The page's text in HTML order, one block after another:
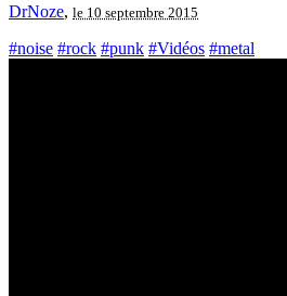
DrNoze, le 10 septembre 2015
#noise #rock #punk #Vidéos #metal